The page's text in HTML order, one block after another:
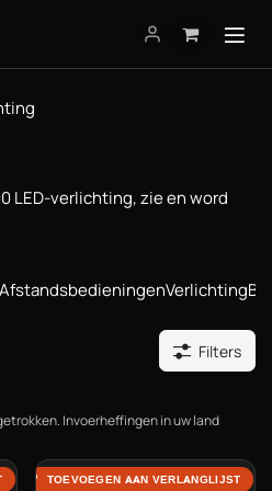
LED-verlichting, zie en word
AfstandsbedieningenVerlichting
Filters
Invoerheffingen in uw land
EVO-850 Front Dual
TOEVOEGEN AAN VERLANGLIJST